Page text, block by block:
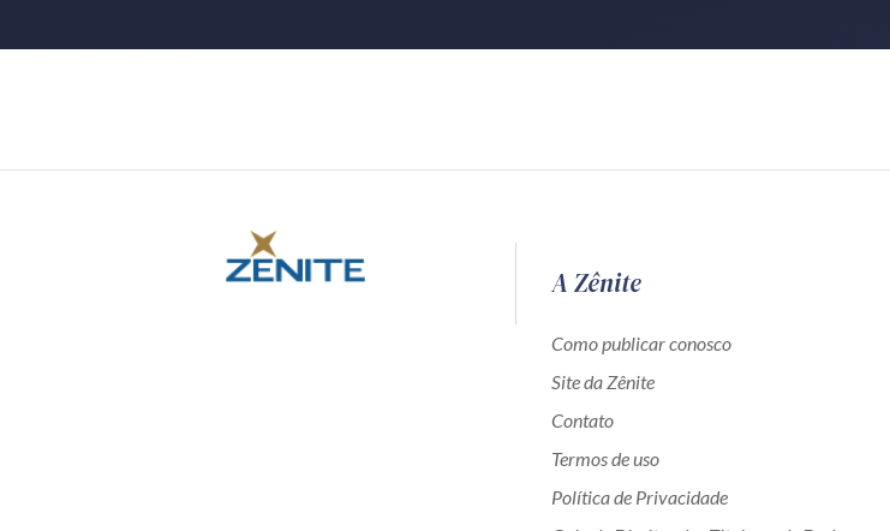
A Zênite
Como publicar conosco
Site da Zênite
Contato
Termos de uso
Política de Privacidade